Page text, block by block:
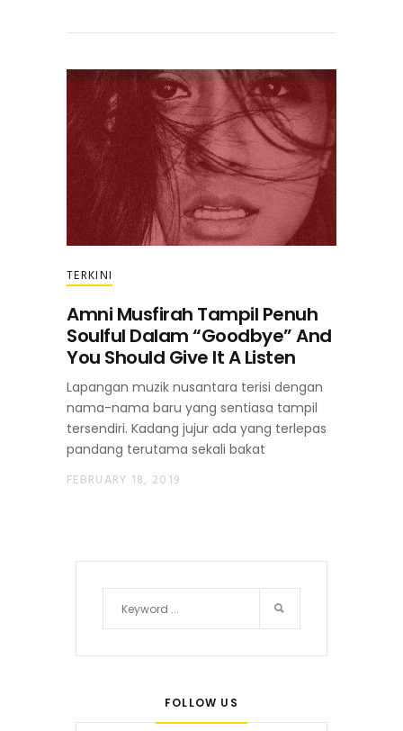
TERKINI
Amni Musfirah Tampil Penuh
Soulful Dalam “Goodbye” And
You Should Give It A Listen
Lapangan muzik nusantara terisi dengan
nama-nama baru yang sentiasa tampil
tersendiri. Kadang jujur ada yang terlepas
pandang terutama sekali bakat
FEBRUARY 18, 2019
FOLLOW US